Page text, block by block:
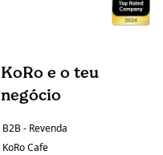
KoRo e o teu
negócio
B2B - Revenda
KoRo Cafe